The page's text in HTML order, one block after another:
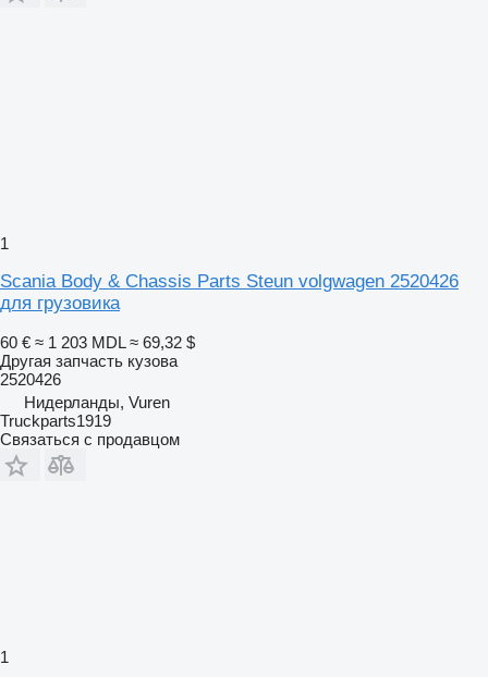
1
Scania Body & Chassis Parts Steun volgwagen 2520426
для грузовика
60 € ≈ 1 203 MDL ≈ 69,32 $
Другая запчасть кузова
2520426
Нидерланды, Vuren
Truckparts1919
Связаться с продавцом
1